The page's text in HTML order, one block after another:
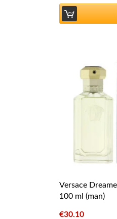
Versace
100 ml (man)
€30.10